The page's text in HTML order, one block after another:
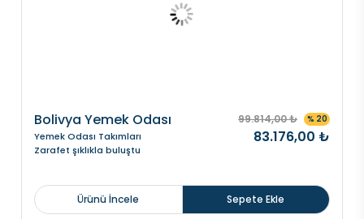
Bolivya Yemek Odası
Yemek Odası Takımları
Zarafet şıklıkla buluştu
99.814,00 ₺ % 20
83.176,00 ₺
Ürünü İncele Sepete Ekle